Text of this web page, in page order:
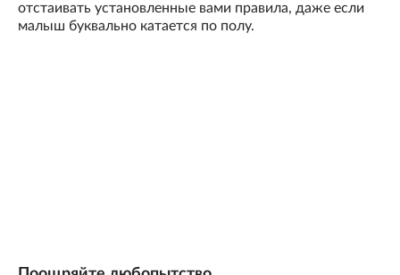
отстаивать установленные вами правила, даже если
малыш буквально катается по полу.